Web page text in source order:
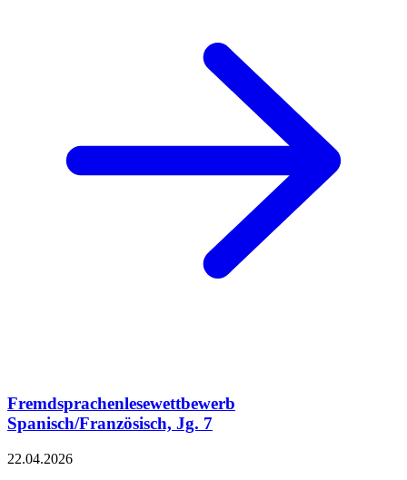
Fremdsprachenlesewettbewerb
Spanisch/Französisch, Jg. 7
22.04.2026